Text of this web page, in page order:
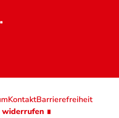
KontaktBarrierefreiheit
widerrufen ∎